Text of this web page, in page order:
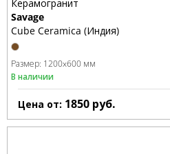
Керамогранит
Savage
Cube Ceramica (Индия)
Размер: 1200x600 мм
В наличии
Цена от: 1850 руб.